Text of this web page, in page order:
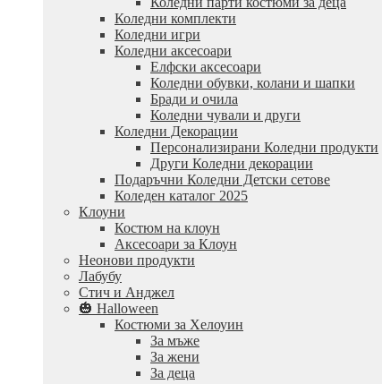
Коледни комплекти
Коледни игри
Коледни аксесоари
Елфски аксесоари
Коледни обувки, колани и шапки
Бради и очила
Коледни чували и други
Коледни Декорации
Персонализирани Коледни продукти
Други Коледни декорации
Подаръчни Коледни Детски сетове
Коледен каталог 2025
Клоуни
Костюм на клоун
Аксесоари за Клоун
Неонови продукти
Лабубу
Стич и Анджел
🎃 Halloween
Костюми за Хелоуин
За мъже
За жени
За деца